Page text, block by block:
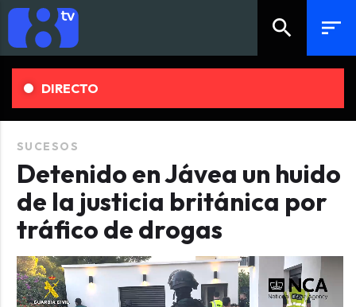
search sort
DIRECTO
SUCESOS
Detenido en Jávea un huido
de la justicia británica por
tráfico de drogas